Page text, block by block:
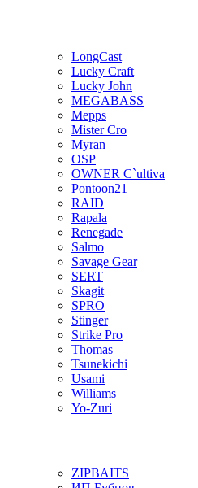
LongCast
Lucky Craft
Lucky John
MEGABASS
Mepps
Mister Cro
Myran
OSP
OWNER C`ultiva
Pontoon21
RAID
Rapala
Renegade
Salmo
Savage Gear
SERT
Skagit
SPRO
Stinger
Strike Pro
Thomas
Tsunekichi
Usami
Williams
Yo-Zuri
ZIPBAITS